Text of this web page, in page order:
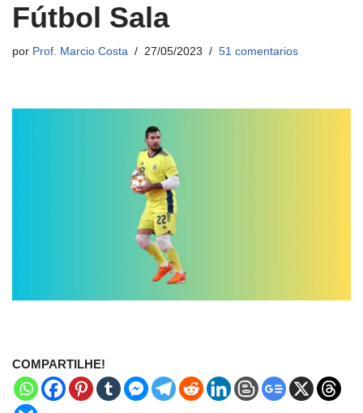
Fútbol Sala
por Prof. Marcio Costa 27/05/2023 51 comentarios
COMPARTILHE!